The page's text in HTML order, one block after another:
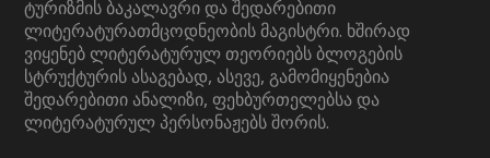
ტურიზმის ბაკალავრი და შედარებითი
ლიტერატურათმცოდნეობის მაგისტრი. ხშირად
ვიყენებ ლიტერატურულ თეორიებს ბლოგების
სტრუქტურის ასაგებად, ასევე, გამომიყენებია
შედარებითი ანალიზი, ფეხბურთელებსა და
ლიტერატურულ პერსონაჟებს შორის.